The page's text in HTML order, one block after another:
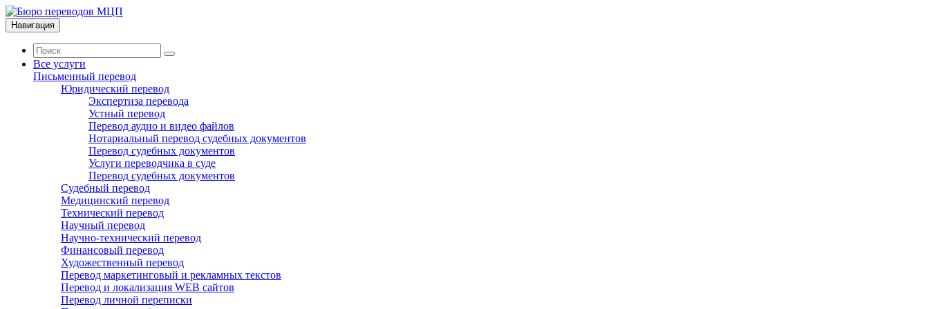
Навигация
Все услуги
Письменный перевод
Юридический перевод
Экспертиза перевода
Устный перевод
Перевод аудио и видео файлов
Нотариальный перевод судебных документов
Перевод судебных документов
Услуги переводчика в суде
Перевод судебных документов
Судебный перевод
Медицинский перевод
Технический перевод
Научный перевод
Научно-технический перевод
Финансовый перевод
Художественный перевод
Перевод маркетинговый и рекламных текстов
Перевод и локализация WEB сайтов
Перевод личной переписки